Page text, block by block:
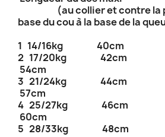
(au collier et contre la
base du cou à la base de la
1 14/16kg
2 17/20kg
54cm
3 21/24kg
57cm
4 25/27kg
60cm
5 28/33kg